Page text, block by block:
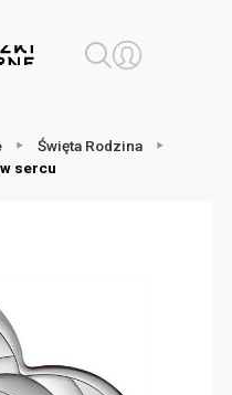
Święta Rodzina
sercu